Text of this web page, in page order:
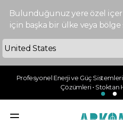
Bulunduğunuz yere özel
için başka bir ülke veya bölge
Profesyonel Enerji ve Güç Sistemleri
Çözümleri • Stoktan